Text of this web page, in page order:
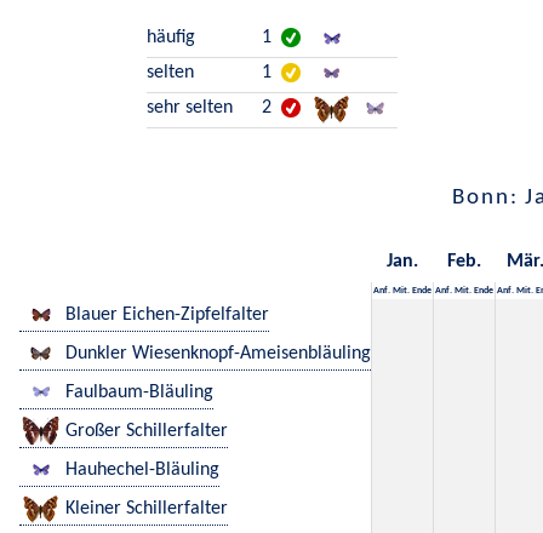
häufig
1
selten
1
sehr selten
2
Bonn:
Jan. Feb. Mär.
Anf. Mit. Ende Anf. Mit. Ende Anf. Mit.
Blauer Eichen-Zipfelfalter
Dunkler Wiesenknopf-Ameisenbläuling
Faulbaum-Bläuling
Großer Schillerfalter
Hauhechel-Bläuling
Kleiner Schillerfalter